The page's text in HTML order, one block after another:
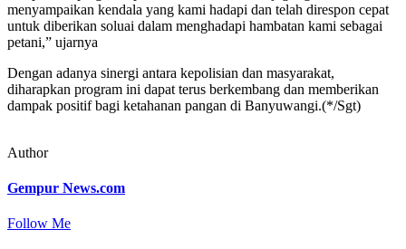
menyampaikan kendala yang kami hadapi dan telah direspon cepat
untuk diberikan soluai dalam menghadapi hambatan kami sebagai
petani,” ujarnya
Dengan adanya sinergi antara kepolisian dan masyarakat,
diharapkan program ini dapat terus berkembang dan memberikan
dampak positif bagi ketahanan pangan di Banyuwangi.(*/Sgt)
Author
Gempur News.com
Follow Me